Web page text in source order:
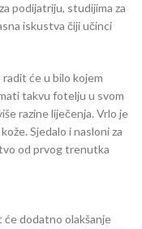
podijatriju, studijima za
iskustva čiji učinci
će u bilo kojem
takvu fotelju u svom
razine liječenja. Vrlo je
Sjedalo i nasloni za
od prvog trenutka
će dodatno olakšanje